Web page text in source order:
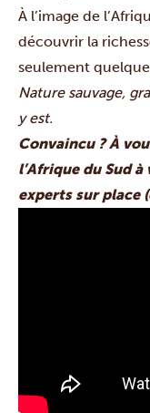
À l’image de
découvrir la
seulement
Nature sauvage,
y est.
Convaincu ? À
l’Afrique du Sud
experts sur place